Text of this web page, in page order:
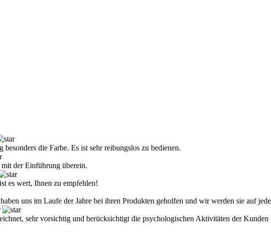
die Farbe. Es ist sehr reibungslos zu bedienen.
der Einführung überein.
es wert, Ihnen zu empfehlen!
uns im Laufe der Jahre bei ihren Produkten geholfen und wir werden sie auf
sehr vorsichtig und berücksichtigt die psychologischen Aktivitäten der